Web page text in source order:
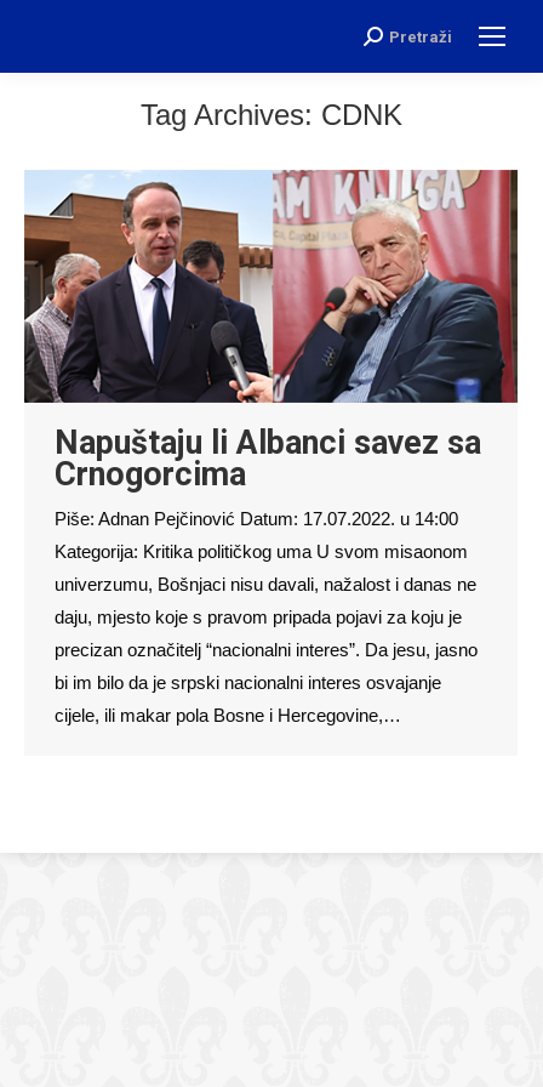
Search:
Pretraži
Tag Archives: CDNK
Napuštaju li Albanci savez sa
Crnogorcima
Piše: Adnan Pejčinović Datum: 17.07.2022. u 14:00
Kategorija: Kritika političkog uma U svom misaonom
univerzumu, Bošnjaci nisu davali, nažalost i danas ne
daju, mjesto koje s pravom pripada pojavi za koju je
precizan označitelj “nacionalni interes”. Da jesu, jasno
bi im bilo da je srpski nacionalni interes osvajanje
cijele, ili makar pola Bosne i Hercegovine,…